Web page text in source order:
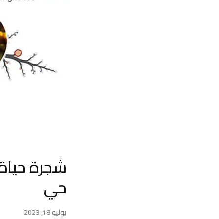
حي
يوليو 18, 2023